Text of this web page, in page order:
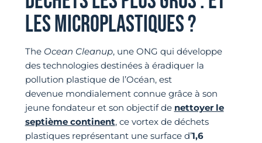
LES MICROPLASTIQUES ?
The Ocean Cleanup, une ONG qui développe
des technologies destinées à éradiquer la
pollution plastique de l’Océan, est
devenue mondialement connue grâce à son
jeune fondateur et son objectif de nettoyer le
septième continent, ce vortex de déchets
plastiques représentant une surface d’1,6